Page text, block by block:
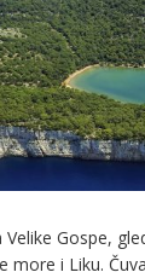
Gospe,
more i Liku.